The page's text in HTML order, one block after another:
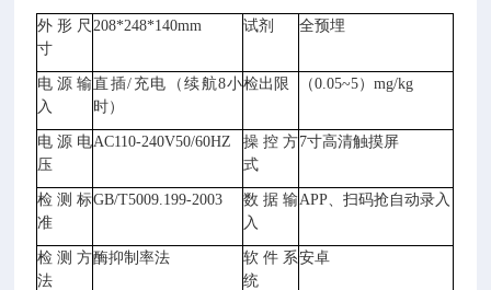
外形尺
寸
208*248*140mm 试剂 全预埋
电源输
入
直插/充电（续航8小
时）
检出限 （0.05~5）mg/kg
电源电
压
AC110-240V50/60HZ
操控方
式
7寸高清触摸屏
检测标
准
GB/T5009.199-2003
数据输
入
APP、扫码抢自动录入
检测方
法
酶抑制率法
软件系
统
安卓